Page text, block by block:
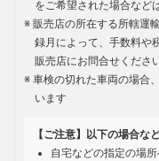
をご希望された場合など
販売店の所在する所轄運
録月によって、手数料や
販売店にお問合せくださ
車検の切れた車両の場合
います
【ご注意】以下の場合な
自宅などの指定の場